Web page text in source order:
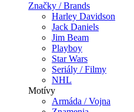
Značky / Brands
Harley Davidson
Jack Daniels
Jim Beam
Playboy
Star Wars
Seriály / Filmy
NHL
Motívy
Armáda / Vojna